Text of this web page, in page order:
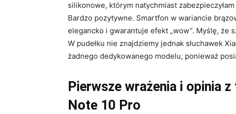
silikonowe, którym natychmiast
Bardzo pozytywne. Smartfon w wariancie
elegancko i gwarantuje efekt „wow”. Myślę, że
W pudełku nie znajdziemy jednak słuchawek
żadnego dedykowanego modelu, ponieważ
Pierwsze wrażenia i opinia
Note 10 Pro